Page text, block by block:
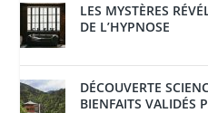
LES MYSTÈRES
DE L’HYPNOSE
DÉCOUVERTE
BIENFAITS VALIDÉS